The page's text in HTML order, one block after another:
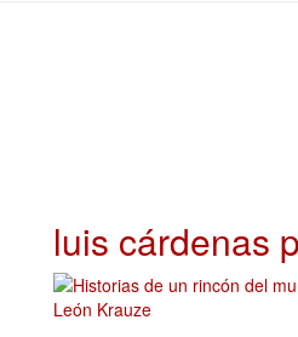
luis cárdenas